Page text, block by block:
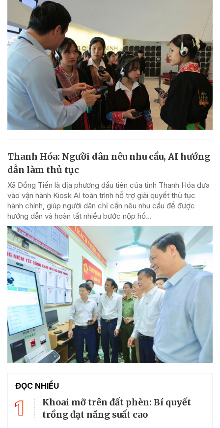
Thanh Hóa: Người dân nêu nhu cầu, AI hướng
dẫn làm thủ tục
Xã Đồng Tiến là địa phương đầu tiên của tỉnh Thanh Hóa đưa
vào vận hành Kiosk AI toàn trình hỗ trợ giải quyết thủ tục
hành chính, giúp người dân chỉ cần nêu nhu cầu để được
hướng dẫn và hoàn tất nhiều bước nộp hồ...
ĐỌC NHIỀU
1
Khoai mỡ trên đất phèn: Bí quyết
trồng đạt năng suất cao